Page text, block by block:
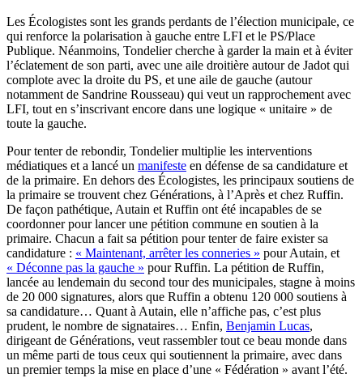
Les Écologistes sont les grands perdants de l’élection municipale, ce
qui renforce la polarisation à gauche entre LFI et le PS/Place
Publique. Néanmoins, Tondelier cherche à garder la main et à éviter
l’éclatement de son parti, avec une aile droitière autour de Jadot qui
complote avec la droite du PS, et une aile de gauche (autour
notamment de Sandrine Rousseau) qui veut un rapprochement avec
LFI, tout en s’inscrivant encore dans une logique « unitaire » de
toute la gauche.
Pour tenter de rebondir, Tondelier multiplie les interventions
médiatiques et a lancé un manifeste en défense de sa candidature et
de la primaire. En dehors des Écologistes, les principaux soutiens de
la primaire se trouvent chez Générations, à l’Après et chez Ruffin.
De façon pathétique, Autain et Ruffin ont été incapables de se
coordonner pour lancer une pétition commune en soutien à la
primaire. Chacun a fait sa pétition pour tenter de faire exister sa
candidature : « Maintenant, arrêter les conneries » pour Autain, et
« Déconne pas la gauche » pour Ruffin. La pétition de Ruffin,
lancée au lendemain du second tour des municipales, stagne à moins
de 20 000 signatures, alors que Ruffin a obtenu 120 000 soutiens à
sa candidature… Quant à Autain, elle n’affiche pas, c’est plus
prudent, le nombre de signataires… Enfin, Benjamin Lucas,
dirigeant de Générations, veut rassembler tout ce beau monde dans
un même parti de tous ceux qui soutiennent la primaire, avec dans
un premier temps la mise en place d’une « Fédération » avant l’été.